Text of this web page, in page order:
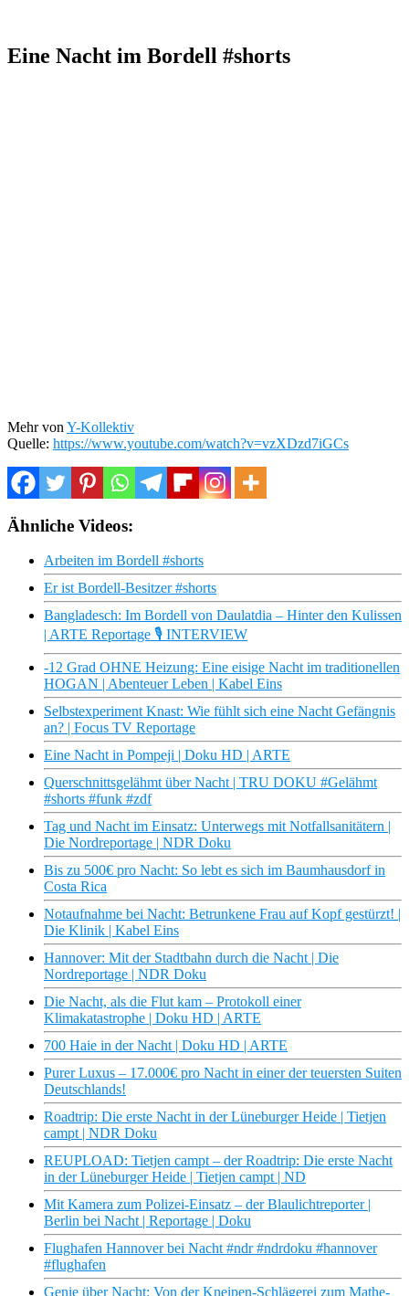
Eine Nacht im Bordell #shorts
Mehr von Y-Kollektiv
Quelle: https://www.youtube.com/watch?v=vzXDzd7iGCs
Ähnliche Videos:
Arbeiten im Bordell #shorts
Er ist Bordell-Besitzer #shorts
Bangladesch: Im Bordell von Daulatdia – Hinter den Kulissen
| ARTE Reportage 🎙️ INTERVIEW
-12 Grad OHNE Heizung: Eine eisige Nacht im traditionellen
HOGAN | Abenteuer Leben | Kabel Eins
Selbstexperiment Knast: Wie fühlt sich eine Nacht Gefängnis
an? | Focus TV Reportage
Eine Nacht in Pompeji | Doku HD | ARTE
Querschnittsgelähmt über Nacht | TRU DOKU #Gelähmt
#shorts #funk #zdf
Tag und Nacht im Einsatz: Unterwegs mit Notfallsanitätern |
Die Nordreportage | NDR Doku
Bis zu 500€ pro Nacht: So lebt es sich im Baumhausdorf in
Costa Rica
Notaufnahme bei Nacht: Betrunkene Frau auf Kopf gestürzt! |
Die Klinik | Kabel Eins
Hannover: Mit der Stadtbahn durch die Nacht | Die
Nordreportage | NDR Doku
Die Nacht, als die Flut kam – Protokoll einer
Klimakatastrophe | Doku HD | ARTE
700 Haie in der Nacht | Doku HD | ARTE
Purer Luxus – 17.000€ pro Nacht in einer der teuersten Suiten
Deutschlands!
Roadtrip: Die erste Nacht in der Lüneburger Heide | Tietjen
campt | NDR Doku
REUPLOAD: Tietjen campt – der Roadtrip: Die erste Nacht
in der Lüneburger Heide | Tietjen campt | ND
Mit Kamera zum Polizei-Einsatz – der Blaulichtreporter |
Berlin bei Nacht | Reportage | Doku
Flughafen Hannover bei Nacht #ndr #ndrdoku #hannover
#flughafen
Genie über Nacht: Von der Kneipen-Schlägerei zum Mathe-